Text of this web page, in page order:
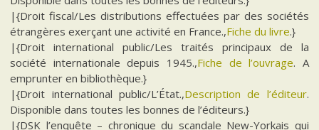
|{Droit fiscal/Les distributions effectuées par des sociétés
étrangères exerçant une activité en France.,Fiche du livre.}
|{Droit international public/Les traités principaux de la
société internationale depuis 1945.,Fiche de l’ouvrage. A
emprunter en bibliothèque.}
|{Droit international public/L’État.,Description de l’éditeur.
Disponible dans toutes les bonnes de l’éditeurs.}
|{DSK l’enquête – chronique du scandale New-Yorkais qui